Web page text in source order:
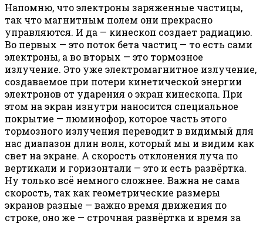
Напомню, что электроны заряженные частицы,
так что магнитным полем они прекрасно
управляются. И да — кинескоп создает радиацию.
Во первых — это поток бета частиц — то есть сами
электроны, а во вторых — это тормозное
излучение. Это уже электромагнитное излучение,
создаваемое при потери кинетической энергии
электронов от ударения о экран кинескопа. При
этом на экран изнутри наносится специальное
покрытие — люминофор, которое часть этого
тормозного излучения переводит в видимый для
нас диапазон длин волн, который мы и видим как
свет на экране. А скорость отклонения луча по
вертикали и горизонтали — это и есть развёртка.
Ну только всё немного сложнее. Важна не сама
скорость, так как геометрические размеры
экранов разные — важно время движения по
строке, оно же — строчная развёртка и время за